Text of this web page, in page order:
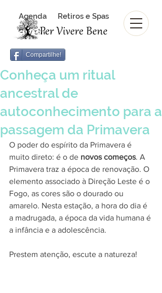
Agenda
Revista
Retiros e Spas
Revista Per Vivere Bene
Compartilhe!
Conheça um ritual
ancestral de
autoconhecimento para a
passagem da Primavera
O poder do espírito da Primavera é
muito direto: é o de novos começos. A
Primavera traz a época de renovação. O
elemento associado à Direção Leste é o
Fogo, as cores são o dourado ou
amarelo. Nesta estação, a hora do dia é
a madrugada, a época da vida humana é
a infância e a adolescência.
Prestem atenção, escute a natureza!